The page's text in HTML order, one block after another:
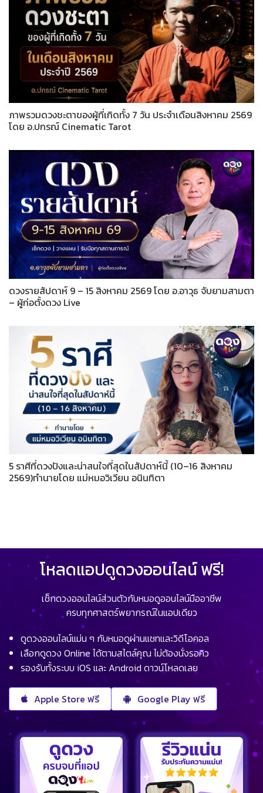
ภาพรวมดวงชะตาของผู้ที่เกิดทั้ง 7 วัน ประจำเดือนสิงหาคม 2569
โดย อ.ปกรณ์ Cinematic Tarot
ดวงรายสัปดาห์ 9 – 15 สิงหาคม 2569 โดย อ.อาวุธ จับยามสามตา
– ผู้ก่อตั้งดวง Live
5 ราศีที่ดวงปังและน่าสนใจที่สุดในสัปดาห์นี้ (10–16 สิงหาคม
2569)ทำนายโดย แม่หมอวิเวียน อนินทิตา
โหลดแอปดูดวงออนไลน์ ฟรี!
เช็กดวงออนไลน์ส่วนตัวกับหมอดูออนไลน์มืออาชีพ
ครบทุกศาสตร์พยากรณ์ในแอปเดียว
ดูดวงออนไลน์แม่น ๆ กับหมอดูผ่านแชทและวิดีโอคอล
เลือกดูดวง Online ได้ตามสไตล์คุณ ไม่ต้องนั่งรอคิว
รองรับทั้งระบบ iOS และ Android ดาวน์โหลดเลย
Apple Store ฟรี Google Play ฟรี